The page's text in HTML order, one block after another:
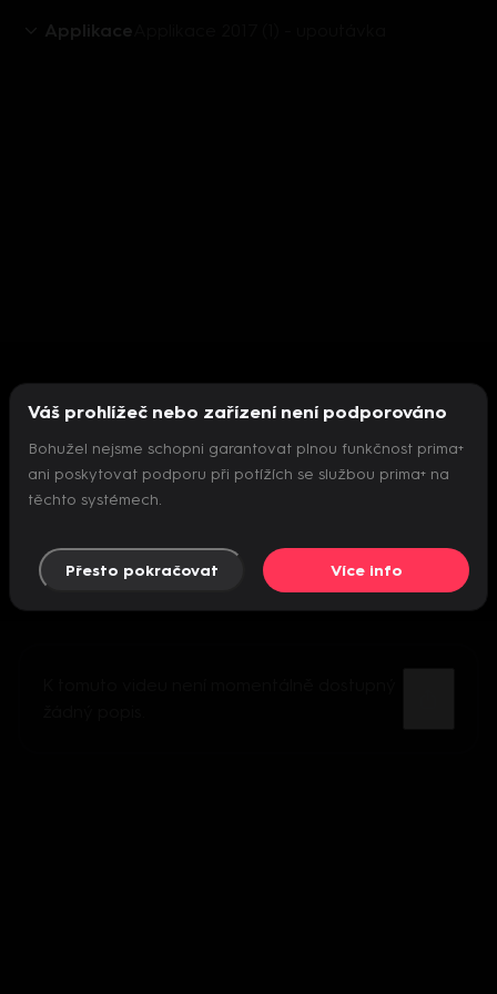
Applikace
Nepodařilo se inicializovat přehrávač
Váš prohlížeč nebo zařízení není podporováno
Bohužel nejsme schopni garantovat plnou funkčnost prima+
ani poskytovat podporu při potížích se službou prima+ na
těchto systémech.
Přesto pokračovat Více info